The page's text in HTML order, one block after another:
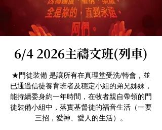
6/4 2026主禱文班(列車)
★門徒裝備 是讓所有在真理堂受洗/轉會，並
已通過信徒養育班者及穩定小組的弟兄姊妹，
能持續委身約一年時間，在牧者親自帶領的門
徒裝備小組中，落實基督徒的福音生活（一要
三招，愛神、愛人的生活）。